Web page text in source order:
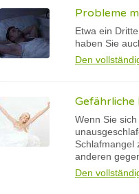
Probleme
Etwa ein
haben Sie
Den
Gefährliche
Wenn Sie
Schlafmangel
anderen
Den